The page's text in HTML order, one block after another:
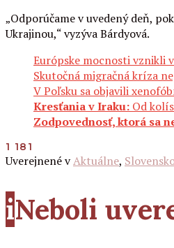
„Odporúčame v uvedený deň,
Ukrajinou,“ vyzýva Bárdyová.
Európske mocnosti vznikli
Skutočná migračná kríza
V Poľsku sa objavili
Kresťania v Iraku: Od
Zodpovednosť, ktorá sa
1 181
Uverejnené vAktuálne,
iNeboli